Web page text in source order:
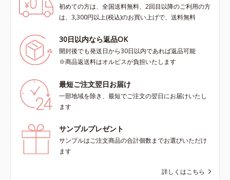
初めての方は、全国送料無料、2回目以降のご利用の方
は、3,300円以上(税込)のお買い上げで、送料無料
30日以内なら返品OK
開封後でも発送日から30日以内であれば返品可能
※商品返送料はオルビスが負担いたします
最短ご注文翌日お届け
一部地域を除き、最短でご注文の翌日にお届けいたし
ます
サンプルプレゼント
サンプルはご注文商品の合計個数までお選びいただけ
ます
詳しくはこちら